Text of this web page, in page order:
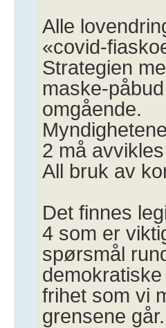
Alle
«covid-
Strategien
maske-
omgående.
2 må
All bruk av
Det finnes
4 som er
spørsmål
frihet som vi
grensene går.